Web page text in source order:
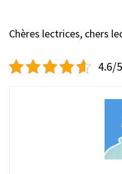
Chères lectrices, chers
4.6/